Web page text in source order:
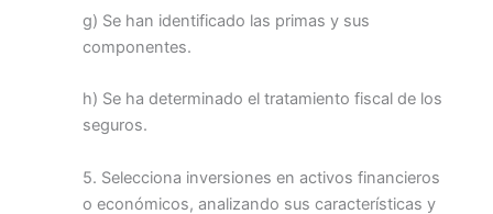
g) Se han identificado las primas y sus
componentes.
h) Se ha determinado el tratamiento fiscal de los
seguros.
5. Selecciona inversiones en activos financieros
o económicos, analizando sus características y